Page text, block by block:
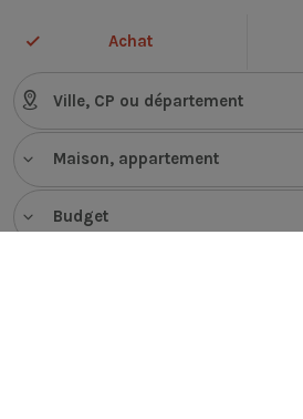
Maison, appartement
Budget
Achat